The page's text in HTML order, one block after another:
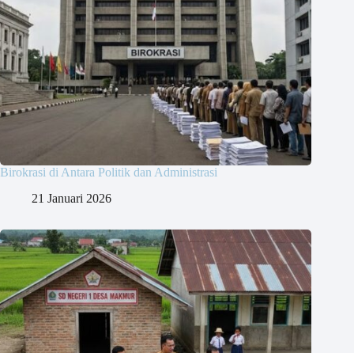
Birokrasi di Antara Politik dan Administrasi
21 Januari 2026